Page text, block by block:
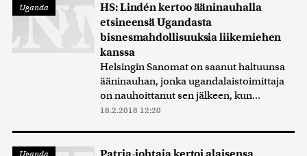
Uganda
HS: Lindén kertoo ääninauhalla
etsineensä Ugandasta
bisnesmahdollisuuksia liikemiehen
kanssa
Helsingin Sanomat on saanut haltuunsa
ääninauhan, jonka ugandalaistoimittaja
on nauhoittanut sen jälkeen, kun...
18.2.2018 12:20
Uganda